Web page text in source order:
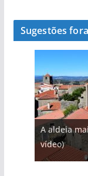
Sugestões
A aldeia
vídeo)
As portas
A piscina